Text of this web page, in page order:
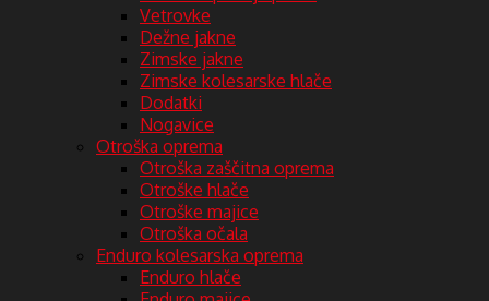
Vetrovke
Dežne jakne
Zimske jakne
Zimske kolesarske hlače
Dodatki
Nogavice
Otroška oprema
Otroška zaščitna oprema
Otroške hlače
Otroške majice
Otroška očala
Enduro kolesarska oprema
Enduro hlače